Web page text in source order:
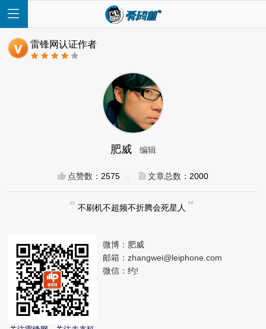
测
视
频
雷锋网认证作者
肥威 编辑
点赞数： 2575 文章总数： 2000
不刷机不超频不折腾会死星人
微博： 肥威
邮箱： zhangwei@leiphone.com
微信： 约!